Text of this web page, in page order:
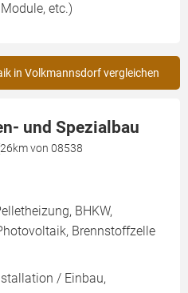
etc.)
in Volkmannsdorf vergleichen
und Spezialbau
von 08538
BHKW,
Brennstoffzelle
/ Einbau,